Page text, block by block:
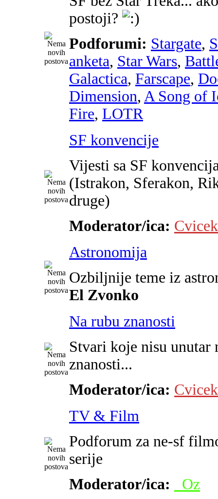
postoji?
Podforumi: Stargate,
anketa, Star Wars,
Galactica, Farscape,
Dimension, A Song of
Fire, LOTR
SF konvencije
Vijesti sa SF
(Istrakon, Sferakon,
druge)
Moderator/ica: Cvicek
Astronomija
Ozbiljnije teme iz
El Zvonko
Na rubu znanosti
Stvari koje nisu unutar
znanosti...
Moderator/ica: Cvicek
TV & Film
Podforum za ne-sf
serije
Moderator/ica:
_Oz